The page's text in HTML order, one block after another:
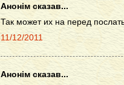
Анонім сказав...
Так может их на перед
11/12/2011
Анонім сказав...